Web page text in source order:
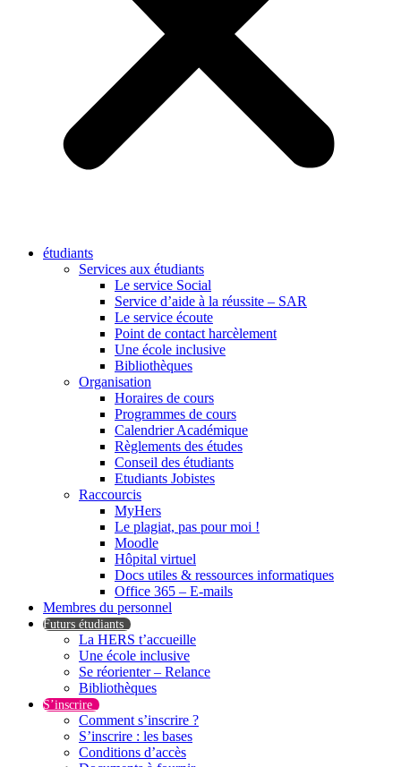
étudiants
Services aux étudiants
Le service Social
Service d’aide à la réussite – SAR
Le service écoute
Point de contact harcèlement
Une école inclusive
Bibliothèques
Organisation
Horaires de cours
Programmes de cours
Calendrier Académique
Règlements des études
Conseil des étudiants
Etudiants Jobistes
Raccourcis
MyHers
Le plagiat, pas pour moi !
Moodle
Hôpital virtuel
Docs utiles & ressources informatiques
Office 365 – E-mails
Membres du personnel
Futurs étudiants
La HERS t’accueille
Une école inclusive
Se réorienter – Relance
Bibliothèques
S’inscrire
Comment s’inscrire ?
S’inscrire : les bases
Conditions d’accès